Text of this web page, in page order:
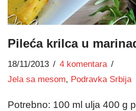
Pileća krilca u
18/11/2013
4 komentara
Jela sa mesom, Podravka Srbija
Potrebno: 100 ml ulja 400 g